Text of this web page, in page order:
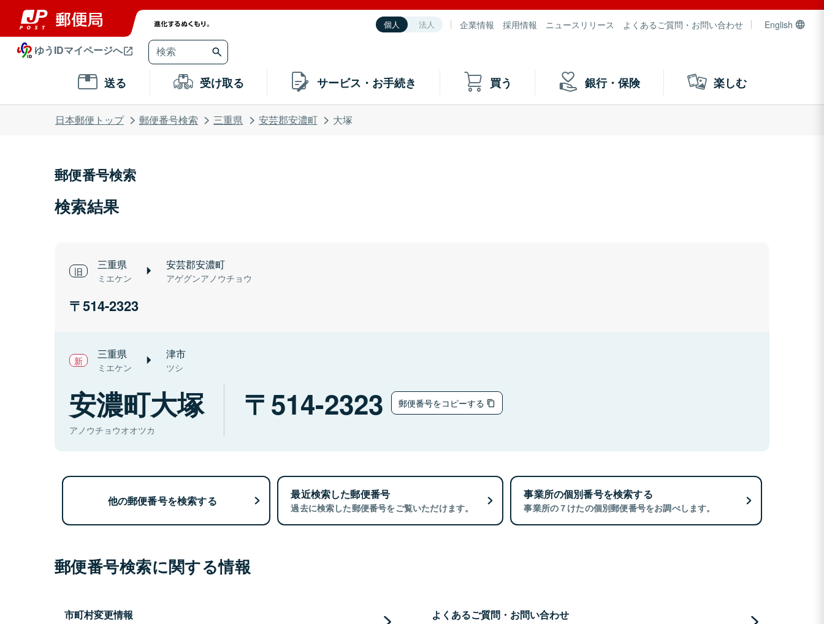
個人 法人 企業情報 採用情報 ニュースリリース よくあるご質問・お問い合わせ English
ゆうIDマイページへ
送る 受け取る サービス・お手続き 買う 銀行・保険 楽しむ
日本郵便トップ 郵便番号検索 三重県 安芸郡安濃町 大塚
郵便番号検索
検索結果
三重県
ミエケン
安芸郡安濃町
アゲグンアノウチョウ
514-2323
三重県
ミエケン
津市
ツシ
安濃町大塚
アノウチョウオオツカ
514-2323 郵便番号をコピーする
他の郵便番号を検索する 最近検索した郵便番号
過去に検索した郵便番号をご覧いただけます。
事業所の個別番号を検索する
事業所の７けたの個別郵便番号をお調べします。
郵便番号検索に関する情報
市町村変更情報 よくあるご質問・お問い合わせ